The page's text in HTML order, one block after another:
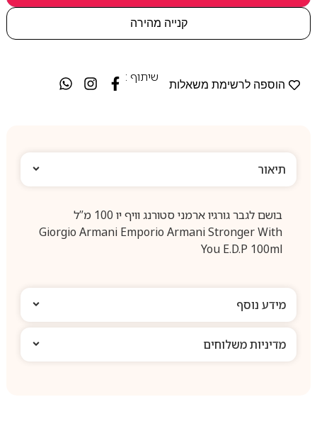
קנייה מהירה
הוספה לרשימת משאלות
שיתוף :
תיאור
בושם לגבר גורגיו ארמני סטורנג וויף יו 100 מ”ל
Giorgio Armani Emporio Armani Stronger With
You E.D.P 100ml
מידע נוסף
מדיניות משלוחים